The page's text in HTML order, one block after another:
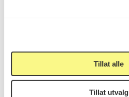
Tillat alle
Tillat utvalg
Viktig info